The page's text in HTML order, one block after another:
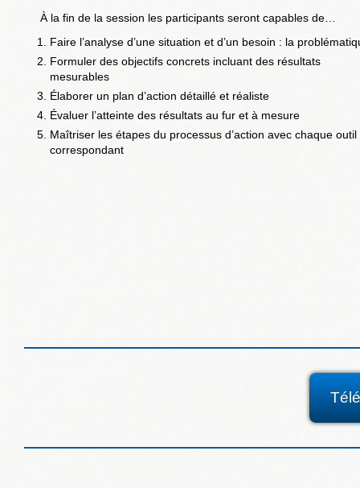
À la fin de la session les participants seront capables de…
Faire l’analyse d’une situation et d’un besoin : la
Formuler des objectifs concrets incluant des résultats
mesurables
Élaborer un plan d’action détaillé et réaliste
Évaluer l’atteinte des résultats au fur et à mesure
Maîtriser les étapes du processus d’action avec chaque outil
correspondant